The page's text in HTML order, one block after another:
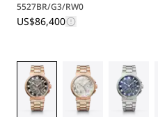
5527BR/G3/RW0
US$86,400